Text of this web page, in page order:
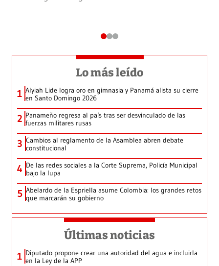
Lo más leído
1 Alyiah Lide logra oro en gimnasia y Panamá alista su cierre
en Santo Domingo 2026
2 Panameño regresa al país tras ser desvinculado de las
fuerzas militares rusas
3 Cambios al reglamento de la Asamblea abren debate
constitucional
4 De las redes sociales a la Corte Suprema, Policía Municipal
bajo la lupa
5 Abelardo de la Espriella asume Colombia: los grandes retos
que marcarán su gobierno
Últimas noticias
1 Diputado propone crear una autoridad del agua e incluirla
en la Ley de la APP